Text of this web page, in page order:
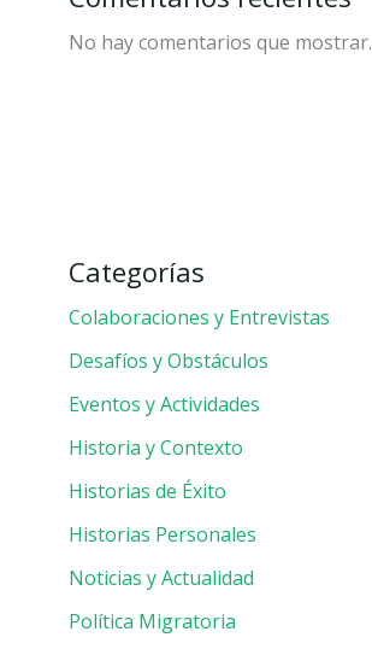
No hay comentarios que mostrar.
Categorías
Colaboraciones y Entrevistas
Desafíos y Obstáculos
Eventos y Actividades
Historia y Contexto
Historias de Éxito
Historias Personales
Noticias y Actualidad
Política Migratoria